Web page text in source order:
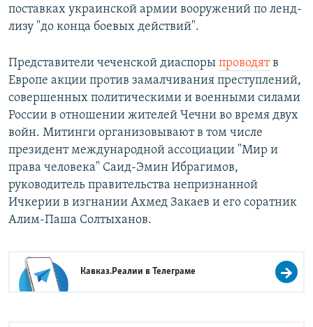
поставках украинской армии вооружений по ленд-
лизу "до конца боевых действий".
Представители чеченской диаспоры проводятв
Европе акции против замалчивания преступлений,
совершенных политическими и военными силами
России в отношении жителей Чечни во время двух
войн. Митинги организовывают в том числе
президент международной ассоциации "Мир и
права человека" Саид-Эмин Ибрагимов,
руководитель правительства непризнанной
Ичкерии в изгнании Ахмед Закаев и его соратник
Алим-Паша Солтыханов.
Кавказ.Реалии вТелеграме